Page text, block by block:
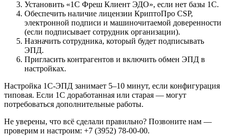
Установить «1С Фреш Клиент ЭДО», если нет базы 1С.
Обеспечить наличие лицензии КриптоПро CSP,
электронной подписи и машиночитаемой доверенности
(если подписывает сотрудник организации).
Назначить сотрудника, который будет подписывать
ЭПД.
Пригласить контрагентов и включить обмен ЭПД в
настройках.
Настройка 1С-ЭПД занимает 5–10 минут, если конфигурация
типовая. Если 1С доработанная или старая — могут
потребоваться дополнительные работы.
Не уверены, что всё сделали правильно? Позвоните нам —
проверим и настроим: +7 (3952) 78-00-00.